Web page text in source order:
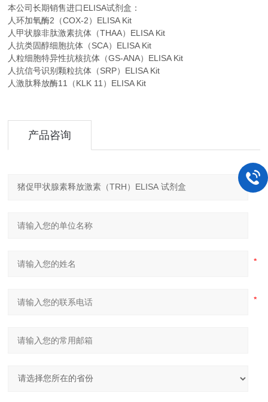
本公司长期销售进口ELISA试剂盒：
人环加氧酶2（COX-2）ELISA Kit
人甲状腺非肽激素抗体（THAA）ELISA Kit
人抗类固醇细胞抗体（SCA）ELISA Kit
人粒细胞特异性抗核抗体（GS-ANA）ELISA Kit
人抗信号识别颗粒抗体（SRP）ELISA Kit
人激肽释放酶11（KLK 11）ELISA Kit
产品咨询